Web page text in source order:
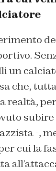
un
che,
realtà,
-,
cui la